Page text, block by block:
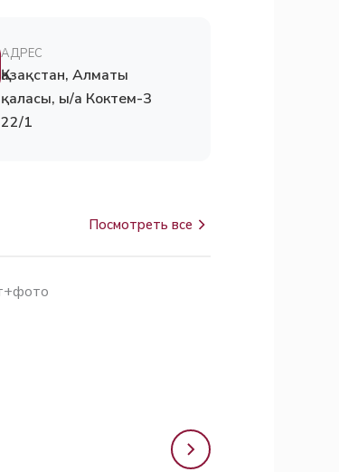
АДРЕС
Қазақстан, Алматы
қаласы, ы/а Коктем-3
22/1
Посмотреть все